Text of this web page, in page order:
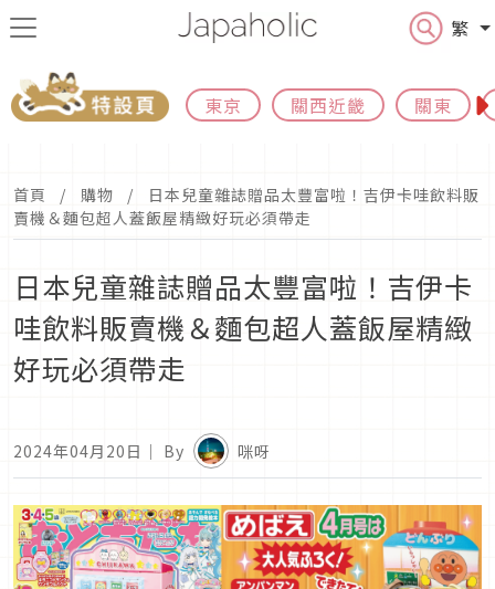
繁
東京 關西近畿 關東
首頁 購物
日本兒童雜誌贈品太豐富啦！吉伊卡哇飲料販
賣機＆麵包超人蓋飯屋精緻好玩必須帶走
日本兒童雜誌贈品太豐富啦！吉伊卡
哇飲料販賣機＆麵包超人蓋飯屋精緻
好玩必須帶走
2024年04月20日 ｜ By 咪呀